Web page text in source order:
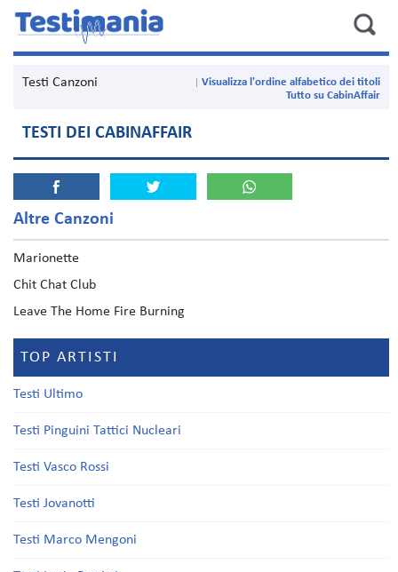
Testi Canzoni
Visualizza l'ordine alfabetico dei titoli
Tutto su CabinAffair
TESTI DEI CABINAFFAIR
Altre Canzoni
Marionette
Chit Chat Club
Leave The Home Fire Burning
TOP ARTISTI
Testi Ultimo
Testi Pinguini Tattici Nucleari
Testi Vasco Rossi
Testi Jovanotti
Testi Marco Mengoni